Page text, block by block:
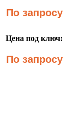
По запросу
Цена под ключ:
По запросу